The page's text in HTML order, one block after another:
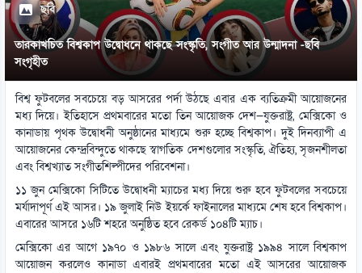
ছবি
তারকাখচিত বিশ্বকাপ উদ্বোধনে থাকছে সংস্কৃতি, সংগীত আর উন্মাদনা -ছবি
সংগৃহীত
বিশ্ব ফুটবলের সবচেয়ে বড় আসরের পর্দা উঠছে এবার এক ব্যতিক্রমী আয়োজনের
মধ্য দিয়ে। ইতিহাসে প্রথমবারের মতো তিন আয়োজক দেশ—যুক্তরাষ্ট্র, মেক্সিকো ও
কানাডায় পৃথক উদ্বোধনী অনুষ্ঠানের মাধ্যমে শুরু হচ্ছে বিশ্বকাপ। দুই দিনব্যাপী এ
আয়োজনের কেন্দ্রবিন্দুতে থাকছে স্বাগতিক দেশগুলোর সংস্কৃতি, ঐতিহ্য, সৃজনশীলতা
এবং বিশ্বখ্যাত সংগীতশিল্পীদের পরিবেশনা।
১১ জুন মেক্সিকো সিটিতে উদ্বোধনী ম্যাচের মধ্য দিয়ে শুরু হবে ফুটবলের সবচেয়ে
মর্যাদাপূর্ণ এই আসর। ১৯ জুলাই নিউ ইয়র্কে ফাইনালের মাধ্যমে শেষ হবে বিশ্বকাপ।
এবারের আসরে ১৬টি শহরে অনুষ্ঠিত হবে রেকর্ড ১০৪টি ম্যাচ।
মেক্সিকো এর আগে ১৯৭০ ও ১৯৮৬ সালে এবং যুক্তরাষ্ট্র ১৯৯৪ সালে বিশ্বকাপ
আয়োজন করলেও কানাডা এবারই প্রথমবারের মতো এই আসরের আয়োজক